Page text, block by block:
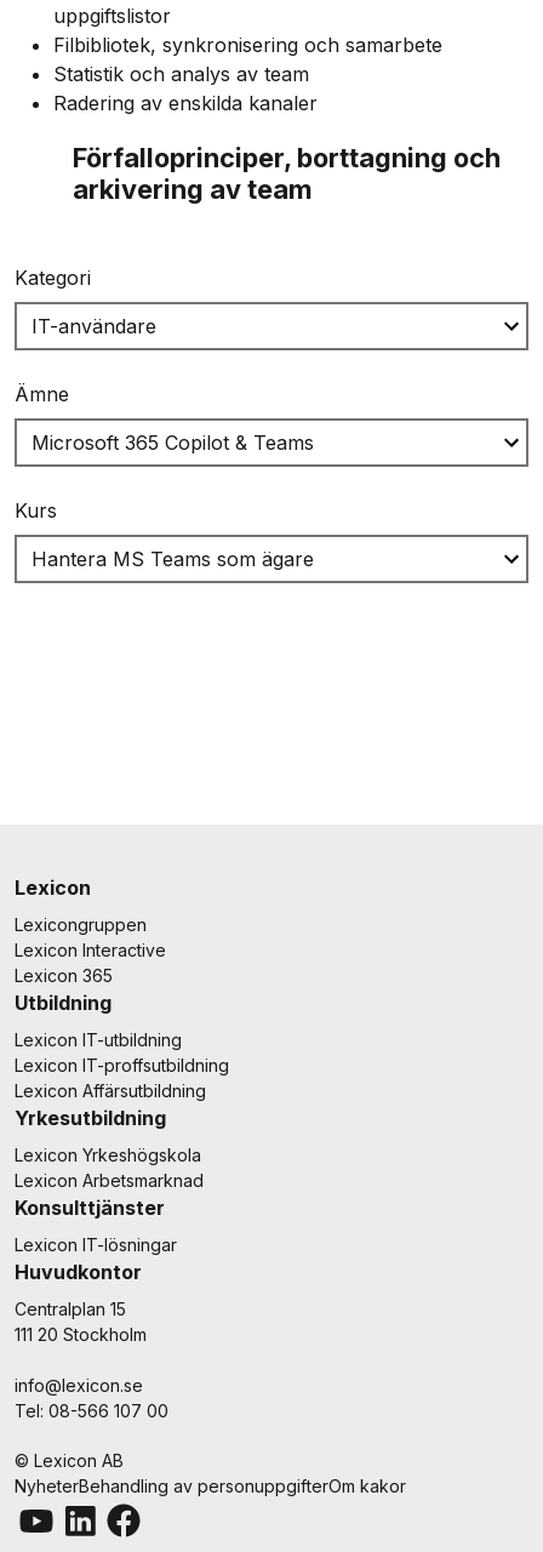
uppgiftslistor
Filbibliotek, synkronisering och samarbete
Statistik och analys av team
Radering av enskilda kanaler
Förfalloprinciper, borttagning och
arkivering av team
Kategori
Ämne
Kurs
Lexicon
Lexicongruppen
Lexicon Interactive
Lexicon 365
Utbildning
Lexicon IT-utbildning
Lexicon IT-proffsutbildning
Lexicon Affärsutbildning
Yrkesutbildning
Lexicon Yrkeshögskola
Lexicon Arbetsmarknad
Konsulttjänster
Lexicon IT-lösningar
Huvudkontor
Centralplan 15
111 20 Stockholm
info@lexicon.se
Tel: 08-566 107 00
© Lexicon AB
NyheterBehandling av personuppgifterOm kakor
YoutubeLinkedIn